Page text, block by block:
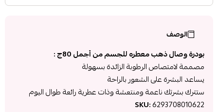
الوصف
بودرة وصال ذهب معطره للجسم من أجمل 80ج :
مصممة لامتصاص الرطوبة الزائدة بسهولة
يساعد البشرة على الشعور بالراحة
ستترك بشرتك ناعمة ومنتعشة وذات عطرية رائعة طوال اليوم
SKU:6293708010622